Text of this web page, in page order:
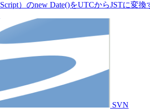
）のnew Date()をUTCからJSTに変
SVN